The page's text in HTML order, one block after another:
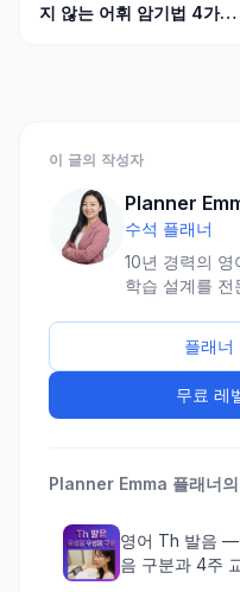
지 않는 어휘 암기법 4가지
이 글의 작성자
Planner
수석 플래너
10년 경력의
학습 설계를 전
플래
무료 레
Planner Emma 플래너
영어 Th 발음 —
음 구분과 4주